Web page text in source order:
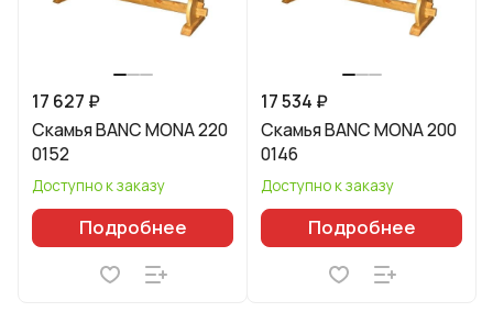
17 627 ₽
Скамья BANC MONA 220
0152
Доступно к заказу
Подробнее
17 534 ₽
Скамья BANC MONA 200
0146
Доступно к заказу
Подробнее